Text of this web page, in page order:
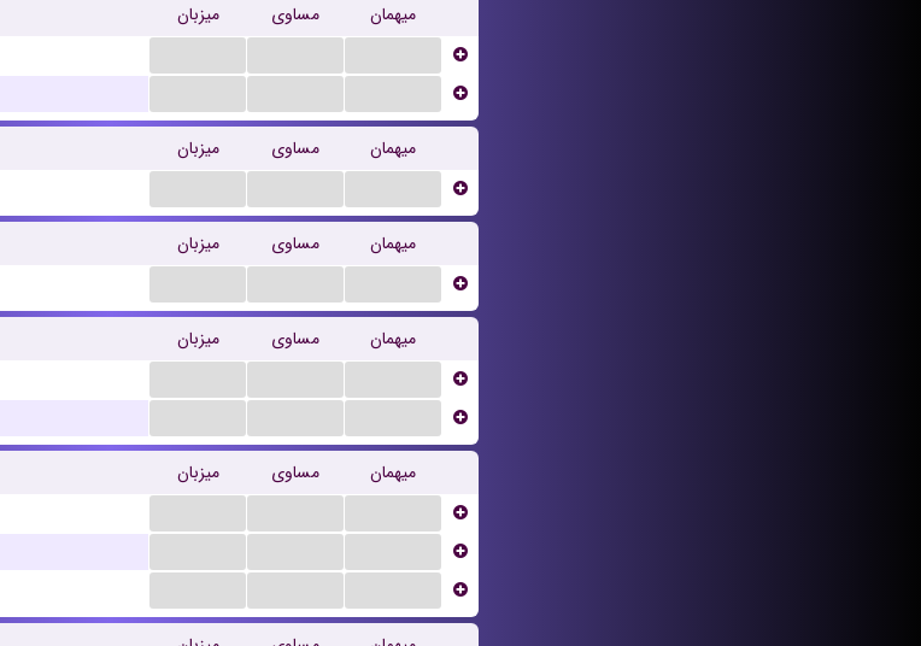
میزبان مساوی
میهمان
میزبان مساوی
میهمان
میزبان مساوی
میهمان
میزبان مساوی
میهمان
میزبان مساوی
میهمان